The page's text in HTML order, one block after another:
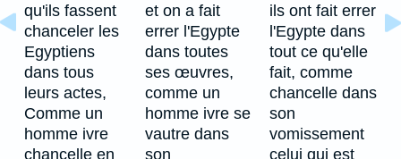
qu'ils fassent
chanceler les
Egyptiens
dans tous
leurs actes,
Comme un
homme ivre
chancelle en
et on a fait
errer l'Egypte
dans toutes
ses œuvres,
comme un
homme ivre se
vautre dans
son
ils ont fait errer
l'Egypte dans
tout ce qu'elle
fait, comme
chancelle dans
son
vomissement
celui qui est